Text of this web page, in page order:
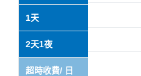
1天
2天1夜
超時收費/ 日